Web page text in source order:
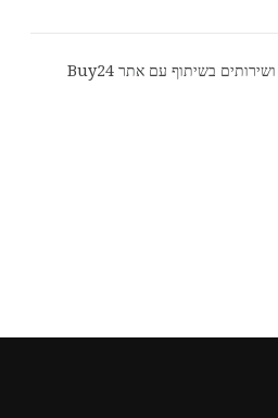
Buy24